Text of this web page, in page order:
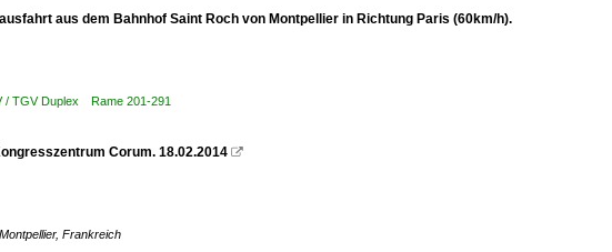
aus dem Bahnhof Saint Roch von Montpellier in Richtung Paris (60km/h).
/ TGV Duplex Rame 201-291
Corum. 18.02.2014 
Frankreich